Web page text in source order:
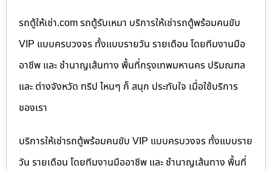
รถตู้ให้เช่า.com รถตู้รับเหมา บริการให้เช่ารถตู้พร้อมคนขับ
VIP แบบครบวงจร ทั้งแบบรายวัน รายเดือน โดยทีมงานมือ
อาชีพ และ ชำนาญเส้นทาง พื้นที่กรุงเทพมหานคร ปริมณฑล
และ ต่างจังหวัด ทริป ไหนๆ ก็ สนุก ประทับใจ เมื่อใช้บริการ
ของเรา
บริการให้เช่ารถตู้พร้อมคนขับ VIP แบบครบวงจร ทั้งแบบราย
วัน รายเดือน โดยทีมงานมืออาชีพ และ ชำนาญเส้นทาง พื้นที่